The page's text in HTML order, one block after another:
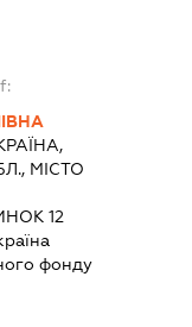
МІСТО
12
фонду